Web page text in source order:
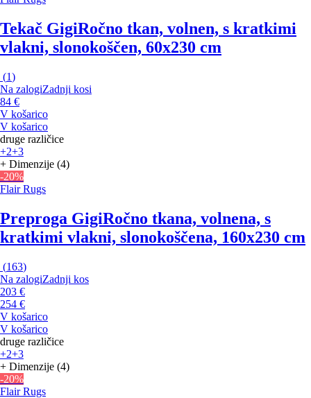
Tekač GigiRočno tkan, volnen, s kratkimi
vlakni, slonokoščen, 60x230 cm
(1)
Na zalogiZadnji kosi
84 €
V košarico
V košarico
druge različice
+2+3
+ Dimenzije (4)
-20%
Flair Rugs
Preproga GigiRočno tkana, volnena, s
kratkimi vlakni, slonokoščena, 160x230 cm
(163)
Na zalogiZadnji kos
203 €
254 €
V košarico
V košarico
druge različice
+2+3
+ Dimenzije (4)
-20%
Flair Rugs